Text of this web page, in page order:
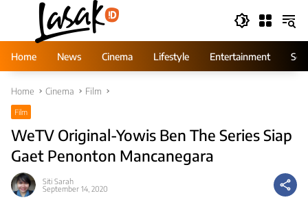
Home
News Cinema Lifestyle Entertainment
Home Cinema Film
Film
WeTV Original-Yowis Ben The Series Siap
Gaet Penonton Mancanegara
Siti Sarah
September 14, 2020